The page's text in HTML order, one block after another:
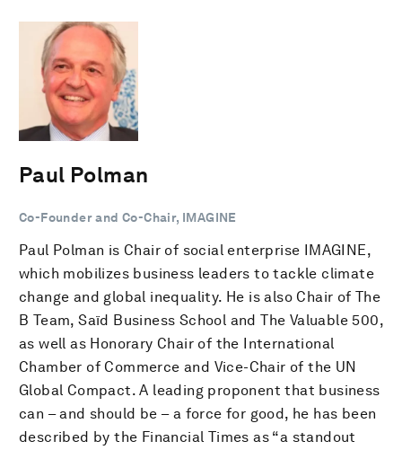
Paul Polman
Co-Founder and Co-Chair, IMAGINE
Paul Polman is Chair of social enterprise IMAGINE,
which mobilizes business leaders to tackle climate
change and global inequality. He is also Chair of The
B Team, Saïd Business School and The Valuable 500,
as well as Honorary Chair of the International
Chamber of Commerce and Vice-Chair of the UN
Global Compact. A leading proponent that business
can – and should be – a force for good, he has been
described by the Financial Times as “a standout